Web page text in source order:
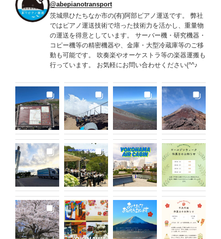
@abepianotransport
茨城県ひたちなか市の(有)阿部ピアノ運送です。 弊社
ではピアノ運送技術で培った技術力を活かし、重量物
の運送を得意としています。 サーバー機・研究機器・
コピー機等の精密機器や、金庫・大型冷蔵庫等のご移
動も可能です。 吹奏楽やオーケストラ等の楽器運搬も
行っています。 お気軽にお問い合わせください(^^♪